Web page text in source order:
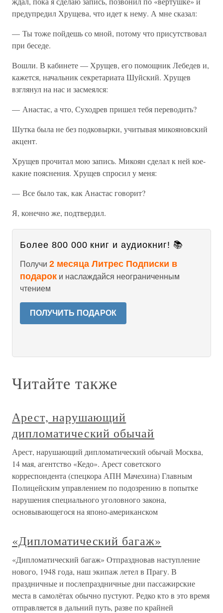
предупредил Хрущева, что идет к нему. А мне сказал:
— Ты тоже пойдешь со мной, потому что присутствовал
при беседе.
Вошли. В кабинете — Хрущев, его помощник Лебедев и,
кажется, начальник секретариата Шуйский. Хрущев
взглянул на нас и засмеялся:
— Анастас, а что, Суходрев пришел тебя переводить?
Шутка была не без подковырки, учитывая микояновский
акцент.
Хрущев прочитал мою запись. Микоян сделал к ней кое-
какие пояснения. Хрущев спросил у меня:
— Все было так, как Анастас говорит?
Я, конечно же, подтвердил.
Более 800 000 книг и аудиокниг! 📚
Получи 2 месяца Литрес Подписки в
подарок и наслаждайся неограниченным
чтением
ПОЛУЧИТЬ ПОДАРОК
Читайте также
Арест, нарушающий
дипломатический обычай
Арест, нарушающий дипломатический обычай Москва,
14 мая, агентство «Кедо». Арест советского
корреспондента (спецкора АПН Мачехина) Главным
Полицейским управлением по подозрению в попытке
нарушения специального уголовного закона,
основывающегося на японо-американском
«Дипломатический багаж»
«Дипломатический багаж» Отпраздновав наступление
нового, 1948 года, наш экипаж летел в Прагу. В
праздничные и послепраздничные дни пассажирские
места в самолётах обычно пустуют. Редко кто в это время
отправляется в дальний путь, разве по крайней